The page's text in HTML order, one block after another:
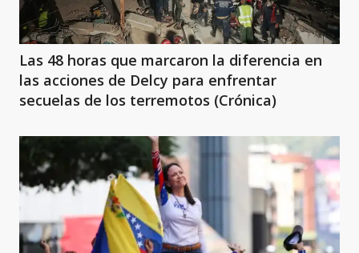
Las 48 horas que marcaron la diferencia en
las acciones de Delcy para enfrentar
secuelas de los terremotos (Crónica)